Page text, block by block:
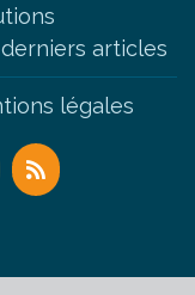
Un point
a
comme Alan
personnelles de
Synea
lisibilité
articles
légales